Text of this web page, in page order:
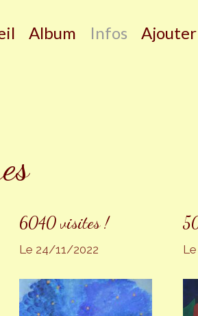
Album Infos
6040 visites !
Le 24/11/2022